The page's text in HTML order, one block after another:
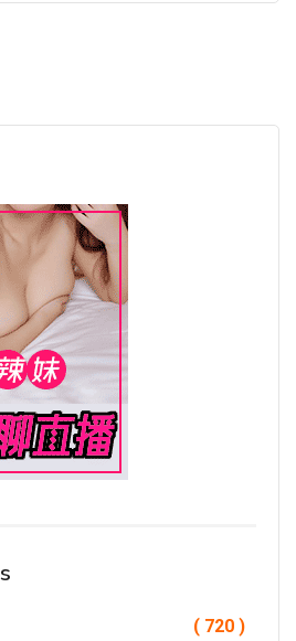
( 720 )